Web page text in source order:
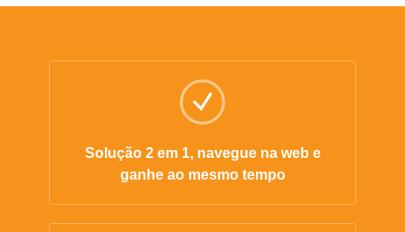
Solução 2 em 1, navegue na web e
ganhe ao mesmo tempo